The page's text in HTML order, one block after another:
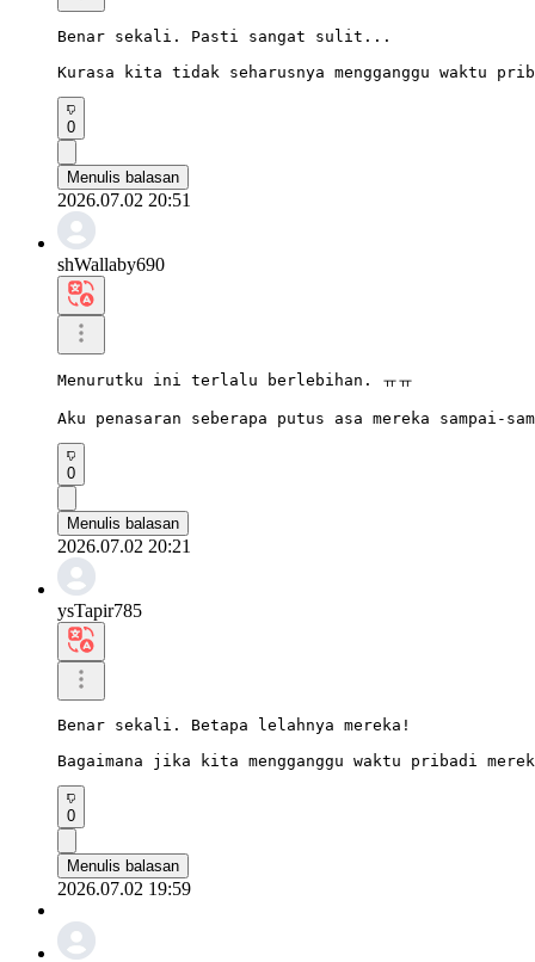
Benar sekali. Pasti sangat sulit...
Kurasa kita tidak seharusnya mengganggu waktu
0
Menulis balasan
2026.07.02 20:51
shWallaby690
Menurutku ini terlalu berlebihan. ㅠㅠ
Aku penasaran seberapa putus asa mereka sampai-
0
Menulis balasan
2026.07.02 20:21
ysTapir785
Benar sekali. Betapa lelahnya mereka!
Bagaimana jika kita mengganggu waktu pribadi
0
Menulis balasan
2026.07.02 19:59